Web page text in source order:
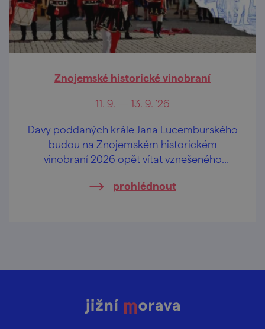
Znojemské historické vinobraní
11. 9. — 13. 9. '26
Davy poddaných krále Jana Lucemburského
budou na Znojemském historickém
vinobraní 2026 opět vítat vznešeného
oslavovat jiskřivé víno, lahodný burčák a
prohlédnout